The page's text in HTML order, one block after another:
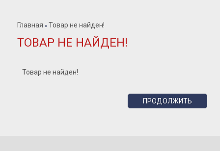
Розы Премиум
Розы Эквадор
Розы Пионовидные
Главная » Товар не найден!
ТОВАР НЕ НАЙДЕН!
Товар не найден!
ПРОДОЛЖИТЬ